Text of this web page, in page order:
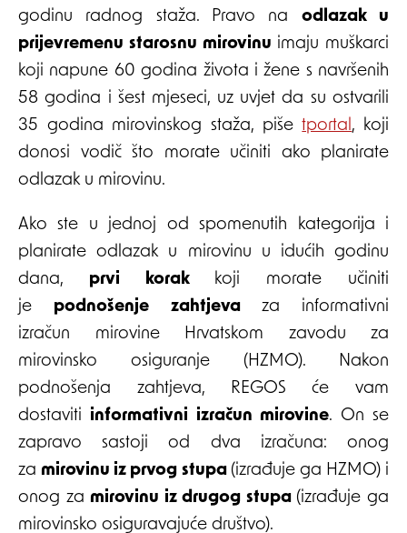
godinu radnog staža. Pravo na odlazak u
prijevremenu starosnu mirovinu imaju muškarci
koji napune 60 godina života i žene s navršenih
58 godina i šest mjeseci, uz uvjet da su ostvarili
35 godina mirovinskog staža, pišetportal, koji
donosi vodič što morate učiniti ako planirate
odlazak u mirovinu.
Ako ste u jednoj od spomenutih kategorija i
planirate odlazak u mirovinu u idućih godinu
dana, prvi korak koji morate učiniti
je podnošenje zahtjeva za informativni
izračun mirovine Hrvatskom zavodu za
mirovinsko osiguranje (HZMO). Nakon
podnošenja zahtjeva, REGOS će vam
dostaviti informativni izračun mirovine. On se
zapravo sastoji od dva izračuna: onog
za mirovinu iz prvog stupa (izrađuje ga HZMO) i
onog za mirovinu iz drugog stupa (izrađuje ga
mirovinsko osiguravajuće društvo).